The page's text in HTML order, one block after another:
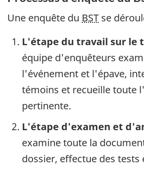
Une enquête du BST se
L'étape du travail sur le
équipe d'enquêteurs
l'événement et l'épave,
témoins et recueille toute
pertinente.
L'étape d'examen et
examine toute la
dossier, effectue des